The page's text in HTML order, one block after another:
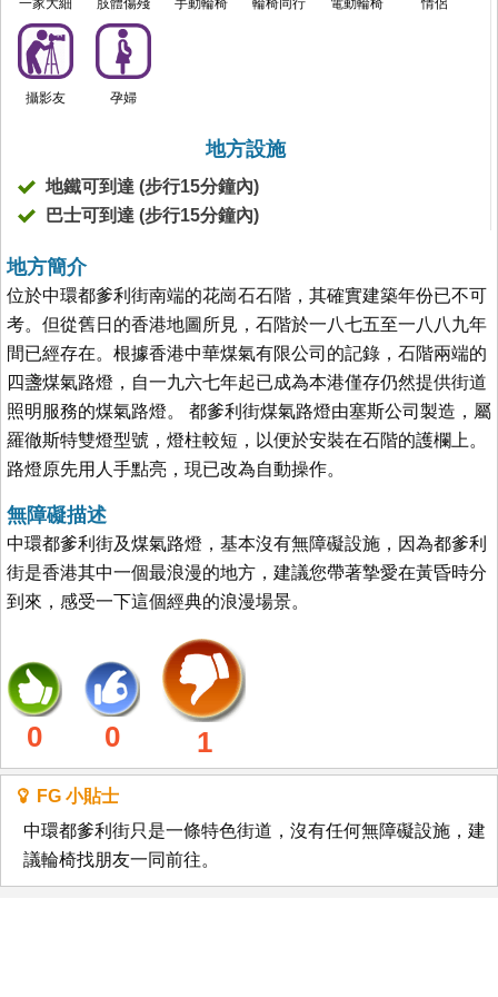
攝影友 孕婦
地方設施
地鐵可到達 (步行15分鐘內)
巴士可到達 (步行15分鐘內)
地方簡介
位於中環都爹利街南端的花崗石石階，其確實建築年份已不可
考。但從舊日的香港地圖所見，石階於一八七五至一八八九年
間已經存在。根據香港中華煤氣有限公司的記錄，石階兩端的
四盞煤氣路燈，自一九六七年起已成為本港僅存仍然提供街道
照明服務的煤氣路燈。 都爹利街煤氣路燈由塞斯公司製造，屬
羅徹斯特雙燈型號，燈柱較短，以便於安裝在石階的護欄上。
路燈原先用人手點亮，現已改為自動操作。
無障礙描述
中環都爹利街及煤氣路燈，基本沒有無障礙設施，因為都爹利
街是香港其中一個最浪漫的地方，建議您帶著摯愛在黃昏時分
到來，感受一下這個經典的浪漫場景。
0 0 1
FG 小貼士
中環都爹利街只是一條特色街道，沒有任何無障礙設施，建
議輪椅找朋友一同前往。